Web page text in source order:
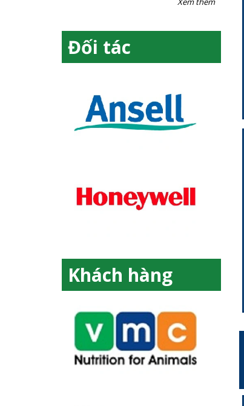
Đối tác
Khách hàng